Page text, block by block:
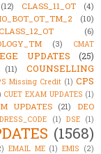
(12) CLASS_11_OT
(4)
(10)
(6)
(3)
CMAT
UPDATES (25)
(11)
COUNSELLING
Missing Credit (1) CPS
CUET EXAM UPDATES (1)
UPDATES (21)
DEO
DRESS_CODE (1) DSE (1)
(1568)
EMAIL ME (1) EMIS (2)